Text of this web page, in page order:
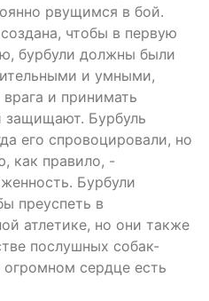
рвущимся в бой.
чтобы в первую
бурбули должны были
и умными,
и принимать
защищают. Бурбуль
его спровоцировали, но
как правило, -
Бурбули
преуспеть в
атлетике, но они также
послушных собак-
сердце есть